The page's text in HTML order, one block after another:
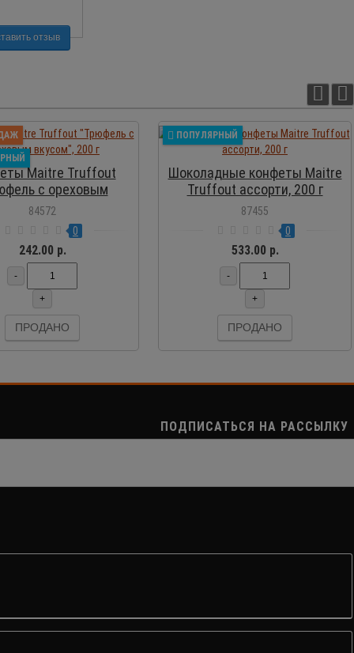
отзыв
ПРОСМОТР ПРОСМОТР
Maitre Truffout
с ореховым
вкусом", 200 г
84572
0
242.00 р.
-
+
ПРОДАНО
ПОПУЛЯРНЫЙ
Шоколадные конфеты Maitre
Truffout ассорти, 200 г
87455
0
533.00 р.
-
+
ПРОДАНО
ПОДПИСАТЬСЯ НА РАССЫЛКУ